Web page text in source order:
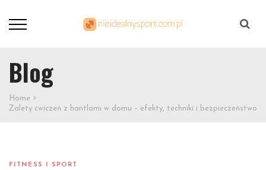
Blog
Home
Zalety ćwiczeń z hantlami w domu – efekty, techniki i bezpieczeństwo
FITNESS I SPORT